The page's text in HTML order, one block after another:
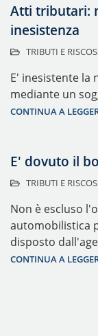
Atti tributari:
inesistenza
TRIBUTI E
E' inesistente la
mediante un
CONTINUA A
E' dovuto il
TRIBUTI E
Non è escluso
automobilistica
disposto
CONTINUA A